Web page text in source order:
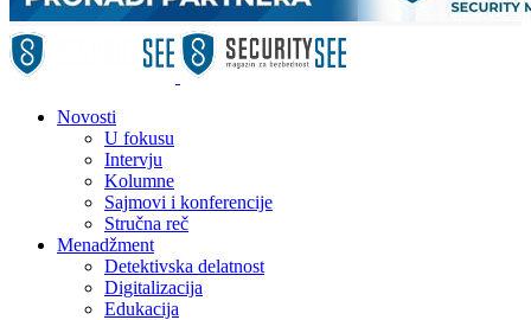
Novosti
U fokusu
Intervju
Kolumne
Sajmovi i konferencije
Stručna reč
Menadžment
Detektivska delatnost
Digitalizacija
Edukacija